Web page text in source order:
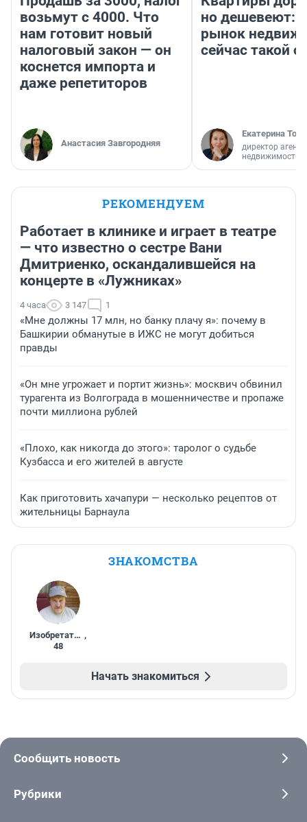
возьмут с 4000. Что
нам готовит новый
налоговый закон — он
коснется импорта и
даже репетиторов
Анастасия Завгородняя
но дешевеют:
рынок
сейчас такой
Екатерина
директор
недвижимости
РЕКОМЕНДУЕМ
Работает в клинике и играет в театре
— что известно о сестре Вани
Дмитриенко, оскандалившейся на
концерте в «Лужниках»
4 часа 3 147 1
«Мне должны 17 млн, но банку плачу я»: почему в
Башкирии обманутые в ИЖС не могут добиться
правды
«Он мне угрожает и портит жизнь»: москвич обвинил
турагента из Волгограда в мошенничестве и пропаже
почти миллиона рублей
«Плохо, как никогда до этого»: таролог о судьбе
Кузбасса и его жителей в августе
Как приготовить хачапури — несколько рецептов от
жительницы Барнаула
ЗНАКОМСТВА
Изобретатель ,
48
Начать знакомиться
Сообщить новость
Рубрики